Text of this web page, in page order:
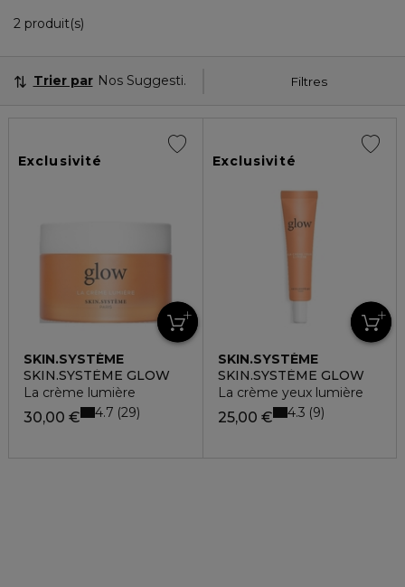
2 produit(s)
Filtres
Trier par Nos Suggestions
Exclusivité
SKIN.SYSTÈME
SKIN.SYSTÈME GLOW
La crème lumière
30,00 € 4.7 29
Exclusivité
SKIN.SYSTÈME
SKIN.SYSTÈME GLOW
La crème yeux lumière
25,00 € 4.3 9